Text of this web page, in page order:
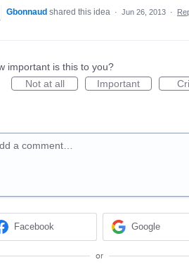
Gbonnaud shared this idea · Jun 26, 2013 ·
important is this to you?
Not at all
Important
a comment…
Facebook Google
or